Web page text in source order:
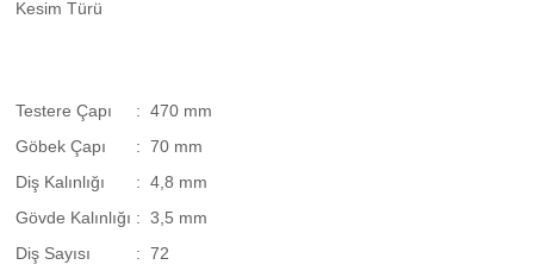
Kesim Türü
Testere Çapı
: 470 mm
Göbek Çapı
: 70 mm
Diş Kalınlığı
: 4,8 mm
Gövde Kalınlığı : 3,5 mm
Diş Sayısı
: 72